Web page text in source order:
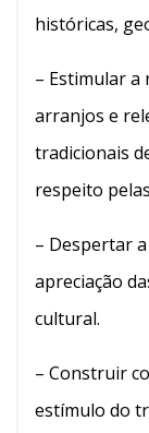
históricas,
– Estimular
arranjos e
tradicionais
respeito
– Despertar
apreciação
cultural.
– Construir
estímulo do